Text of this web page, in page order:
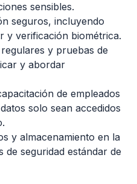
sensibles.
seguros, incluyendo
y verificación biométrica.
y pruebas de
y abordar
de empleados
solo sean accedidos
y almacenamiento en la
seguridad estándar de